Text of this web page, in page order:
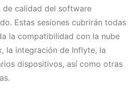
de calidad del software
Estas sesiones cubrirán todas
la compatibilidad con la nube
la integración de Inflyte, la
dispositivos, así como otras